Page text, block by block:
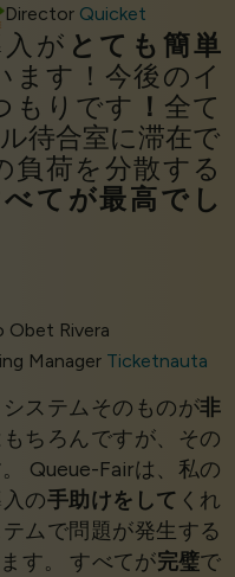
Director Quicket
が とても簡単
ます！今後のイ
もりです ！ 全て
待合室に滞在で
負荷を分散する
てが最高でし
Obet Rivera
Manager Ticketnauta
システムそのものが非
ちろんですが、その
Queue-Fairは、私の
の手助けをして くれ
ムで問題が発生する
す。 すべてが完璧で